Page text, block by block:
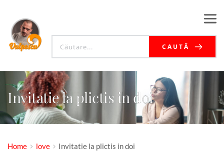
CAUTĂ
Invitatie la plictis in doi
Home love Invitatie la plictis in doi